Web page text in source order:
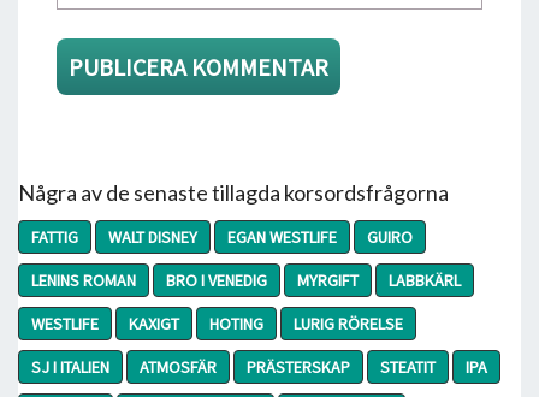
Några av de senaste tillagda korsordsfrågorna
FATTIG WALT DISNEY EGAN WESTLIFE
GUIRO
LENINS ROMAN
BRO I VENEDIG MYRGIFT
LABBKÄRL
WESTLIFE
KAXIGT HOTING
LURIG RÖRELSE
SJ I ITALIEN
ATMOSFÄR PRÄSTERSKAP STEATIT
IPA